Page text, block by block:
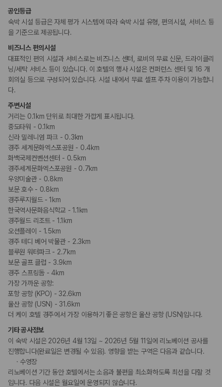
공인등급
숙박 시설 등급은 자체 평가 시스템에 따라 숙박 시설 유형, 편의시설, 서비스 등
을 기준으로 제공됩니다.
비즈니스 편의시설
대표적인 편의 시설과 서비스로는 비즈니스 센터, 로비의 무료 신문, 드라이클리
닝/세탁 서비스 등이 있습니다. 이 호텔의 행사 시설은 컨퍼런스 센터 및 16 개
회의실 등으로 구성되어 있습니다. 시설 내에서 무료 셀프 주차 이용이 가능합니
다.
주변시설
거리는 0.1km 단위로 최대한 가깝게 표시됩니다.
중도타워 - 0.1km
신라 밀레니엄 파크 - 0.3km
경주 세계문화엑스포공원 - 0.4km
화백국제컨벤션센터 - 0.5km
경주세계문화엑스포공원 - 0.7km
우양미술관 - 0.8km
보문 호수 - 0.8km
경주루지월드 - 1km
한국역사문화음식학교 - 1.1km
경주월드 리조트 - 1.1km
오션플레이 - 1.5km
경주 테디 베어 박물관 - 2.3km
블루원 워터파크 - 2.7km
보문 골프 클럽 - 3.9km
경주 스프링돔 - 4km
가장 가까운 공항:
포항 공항 (KPO) - 32.6km
울산 공항 (USN) - 31.6km
더 케이 호텔 경주에서 가장 이용하기 좋은 공항은 울산 공항 (USN)입니다.
기타 공사정보
이 숙박 시설은 2026년 4월 13일 ~ 2026년 5월 11일에 리노베이션 공사를
진행합니다(완료일은 변경될 수 있음). 영향을 받는 구역은 다음과 같습니다.
수영장
리노베이션 기간 동안 호텔에서는 소음과 불편을 최소화하도록 최선을 다할 것
입니다. 다음 시설은 월요일에 운영되지 않습니다.